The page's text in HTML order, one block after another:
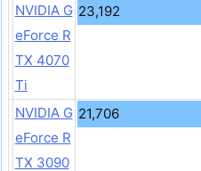
NVIDIA G
eForce R
TX 4070
Ti
23,192
NVIDIA G
eForce R
TX 3090
21,706